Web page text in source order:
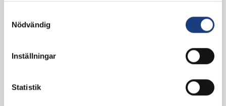
Nödvändig
Inställningar
Statistik
perfekt sällskap i hängmattan i
sommar
biltur eller pysslar i stallet är en bra podd det
perfekta sällskapet. Här har vi samlat några tips för
av samtal om hästar, islandshästar och travsport.